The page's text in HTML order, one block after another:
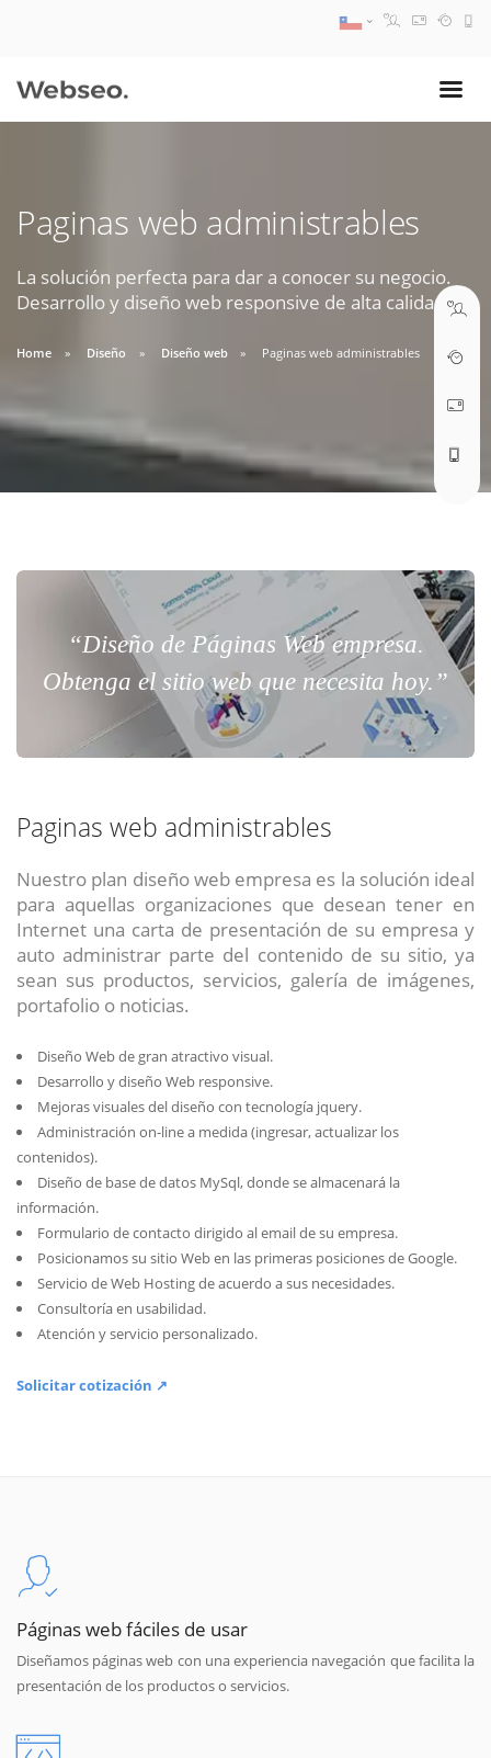
Paginas web administrables
La solución perfecta para dar a conocer su negocio.
Desarrollo y diseño web responsive de alta calidad.
Home Diseño Diseño web Paginas web administrables
“Diseño de Páginas Web empresa.
Obtenga el sitio web que necesita hoy.”
Paginas web administrables
Nuestro plan diseño web empresa es la solución ideal
para aquellas organizaciones que desean tener en
Internet una carta de presentación de su empresa y
auto administrar parte del contenido de su sitio, ya
sean sus productos, servicios, galería de imágenes,
portafolio o noticias.
Diseño Web de gran atractivo visual.
Desarrollo y diseño Web responsive.
Mejoras visuales del diseño con tecnología jquery.
Administración on-line a medida (ingresar, actualizar los
contenidos).
Diseño de base de datos MySql, donde se almacenará la
información.
Formulario de contacto dirigido al email de su empresa.
Posicionamos su sitio Web en las primeras posiciones de Google.
Servicio de Web Hosting de acuerdo a sus necesidades.
Consultoría en usabilidad.
Atención y servicio personalizado.
Solicitar cotización ↗
Páginas web fáciles de usar
Diseñamos páginas web con una experiencia navegación que facilita la
presentación de los productos o servicios.
09:30 AM A 18:30 PM
soporte@webseo.cl